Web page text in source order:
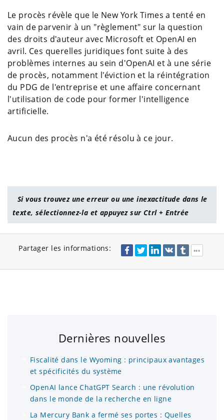
Le procès révèle que le New York Times a tenté en
vain de parvenir à un "règlement" sur la question
des droits d'auteur avec Microsoft et OpenAI en
avril. Ces querelles juridiques font suite à des
problèmes internes au sein d'OpenAI et à une série
de procès, notamment l'éviction et la réintégration
du PDG de l'entreprise et une affaire concernant
l'utilisation de code pour former l'intelligence
artificielle.
Aucun des procès n'a été résolu à ce jour.
Si vous trouvez une erreur ou une inexactitude dans le
texte, sélectionnez-la et appuyez sur Ctrl + Entrée
Partager les informations:
Dernières nouvelles
Fiscalité dans le Wyoming : principaux avantages
et spécificités du système
OpenAI lance ChatGPT Search : une révolution
dans le monde de la recherche en ligne
La Mercury Bank a fermé ses portes : Quelles